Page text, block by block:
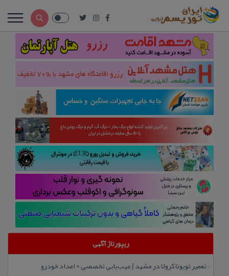
ریپورتاژ آگهی
:: تعمیر تویوتا كرولا در مشهد | عیب‌یابی تخصصی + امداد خودرو